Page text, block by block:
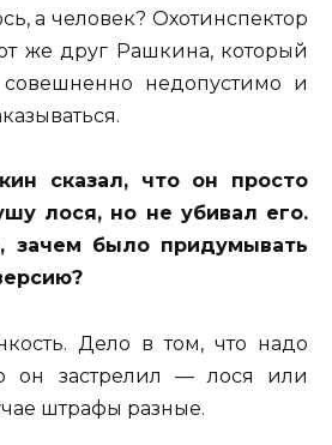
а человек? Охотинспектор
же друг Рашкина, который
недопустимо и
сказал, что он просто
лося, но не убивал его.
зачем было придумывать
Дело в том, что надо
он застрелил — лося или
штрафы разные.